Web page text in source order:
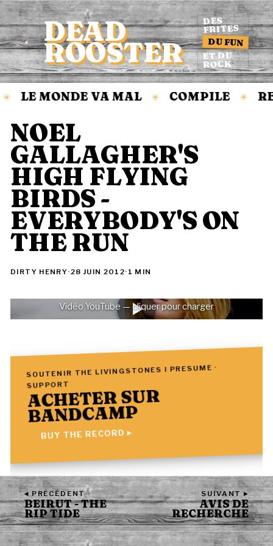
Accueil
DEAD
ROOSTER
DES
FRITES
DU FUN
ET DU
ROCK
LE MONDE VA MAL ✳ COMPILE ✳
NOEL
GALLAGHER'S
HIGH FLYING
BIRDS -
EVERYBODY'S ON
THE RUN
DIRTY HENRY·28 JUIN 2012· 1 MIN
Vidéo YouTube — cliquer pour charger
SOUTENIR THE LIVINGSTONES I PRESUME ·
SUPPORT
ACHETER SUR
BANDCAMP
BUY THE RECORD ▸
◂ PRÉCÉDENT
BEIRUT - THE
RIP TIDE
SUIVANT ▸
AVIS DE
RECHERCHE